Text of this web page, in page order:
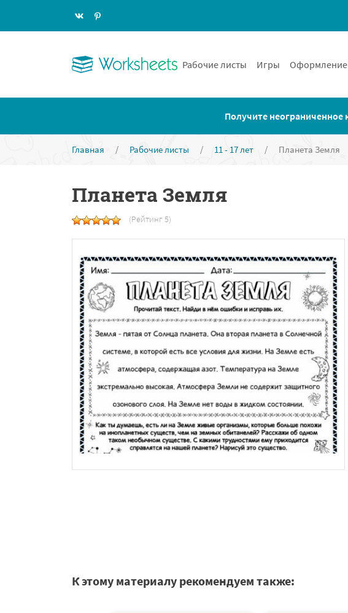
Рабочие листы Игры Оформление
Получите неограниченное
Главная / Рабочие листы / 11 - 17 лет / Планета Земля
Планета Земля
(Рейтинг 5)
К этому материалу рекомендуем также: